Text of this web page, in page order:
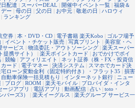
配達 | スーパーDEAL | 開催中イベント一覧 | 福袋＆
ー | 母の日 | 父の日 | お中元 | 敬老の日 | ハロウィ
| ランキング
空券 | 本・DVD・CD | 電子書籍 楽天Kobo | ゴルフ場予
| イベント・チケット販売 | 写真プリント | 美容室・ヘ
サービス | 物流委託・アウトソーシング | 楽天スーパー
提携サイト） | 楽天ポイントカード | おでかけでポイ
| 競輪 | アフィリエイト | ネット証券（株・FX・投資信
ード | 電子マネー | 決済システム | スマホでカード決
宅ローン変動金利（固定特約付き）・フラット35 | 損害
自動車保険一括見積もり | インターネット銀行 | ニュー
| ブログ | ROOM | 楽天モバイル | プロバイダ・インタ
ージアプリ | 電話アプリ | 動画配信 | 占い | toto・
バーズ3） | 楽天イーグルス | 楽天グループ サービス一